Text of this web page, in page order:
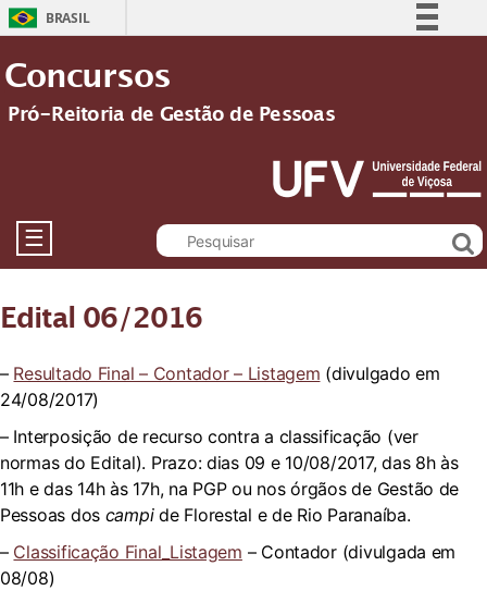
BRASIL
Participe
Legislação
Concursos
Pró-Reitoria de Gestão de Pessoas
☰
Edital 06/2016
– Resultado Final – Contador – Listagem (divulgado em
24/08/2017)
– Interposição de recurso contra a classificação (ver
normas do Edital). Prazo: dias 09 e 10/08/2017, das 8h às
11h e das 14h às 17h, na PGP ou nos órgãos de Gestão de
Pessoas dos campide Florestal e de Rio Paranaíba.
– Classificação Final_Listagem – Contador (divulgada em
08/08)